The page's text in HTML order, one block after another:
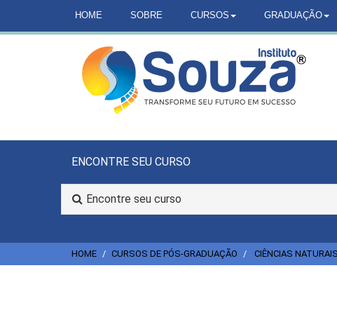
HOME SOBRE CURSOS GRADUAÇÃO
ENCONTRE SEU CURSO
Encontre seu curso
HOME CURSOS DE PÓS-GRADUAÇÃO CIÊNCIAS